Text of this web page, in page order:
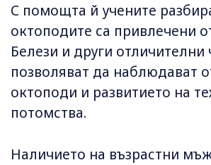
С помощта й учените
октоподите са привлечени
Белези и други отличителни
позволяват да наблюдават
октоподи и развитието на
потомства.
Наличието на възрастни